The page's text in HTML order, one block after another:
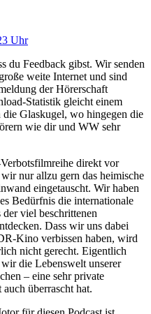
Uhr
du Feedback gibst. Wir senden
weite Internet und sind
der Hörerschaft
Statistik gleicht einem
Glaskugel, wo hingegen die
wie dir und WW sehr
direkt vor
nur allzu gern das heimische
eingetauscht. Wir haben
Bedürfnis die internationale
viel beschrittenen
Dass wir uns dabei
Kino verbissen haben, wird
nicht gerecht. Eigentlich
die Lebenswelt unserer
– eine sehr private
überrascht hat.